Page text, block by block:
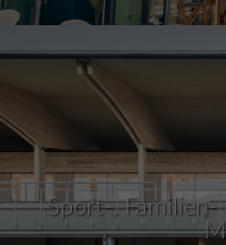
Sport-, Familien-